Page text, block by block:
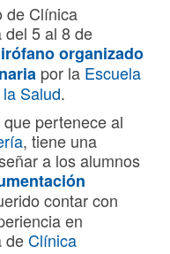
de Clínica
del 5 al 8 de
organizado
por la Escuela
Salud.
pertenece al
, tiene una
a los alumnos
contar con
en
deClínica